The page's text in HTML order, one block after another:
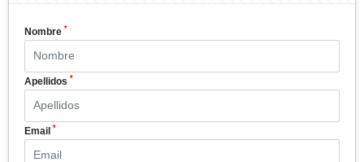
Nombre *
Apellidos *
Email *